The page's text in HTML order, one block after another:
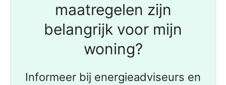
maatregelen zijn
belangrijk voor mijn
woning?
Informeer bij energieadviseurs en